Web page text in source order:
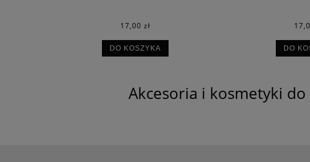
17,00 zł
DO KOSZYKA DO
Akcesoria i kosmetyki